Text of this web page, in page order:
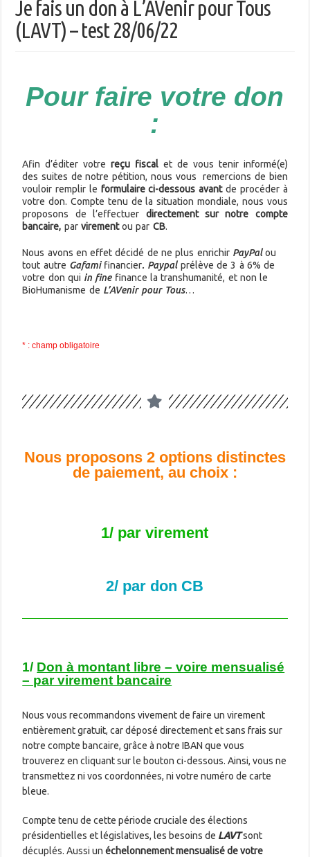
Je fais un don à L’AVenir pour Tous
(LAVT) – test 28/06/22
Pour faire votre don
:
Afin d’éditer votrereçu fiscal et de vous tenir informé(e)
des suites de notre pétition, nous vous remercions de bien
vouloir remplir le formulaire ci-dessous avantde procéder à
votre don. Compte tenu de la situation mondiale, nous vous
proposons de l’effectuer
directement sur notre compte
bancaire, par virementou par CB.
Nous avons en effet décidé de ne plus enrichir PayPalou
tout autre Gafamifinancier. Paypal prélève de 3 à 6% de
votre don qui in fine finance la transhumanité, et non le
BioHumanisme de L’AVenir pour Tous…
* : champ obligatoire
Nous proposons 2 options distinctes
de paiement, au choix :
1/ par virement
2/ par don CB
1/ Don à montant libre – voire mensualisé
– par virement bancaire
Nous vous recommandons vivement de faire un virement
entièrement gratuit, car déposé directement et sans frais sur
notre compte bancaire, grâce à notre IBAN que vous
trouverez en cliquant sur le bouton ci-dessous. Ainsi, vous ne
transmettez ni vos coordonnées, ni votre numéro de carte
bleue.
Compte tenu de cette période cruciale des élections
présidentielles et législatives, les besoins de LAVTsont
décuplés. Aussi unéchelonnement mensualisé de votre